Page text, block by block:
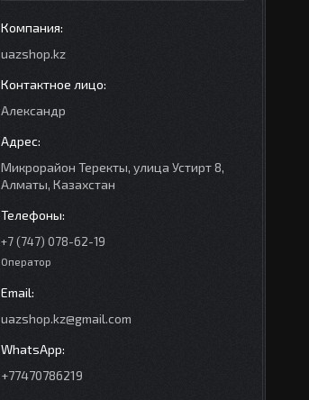
uazshop.kz
Александр
Микрорайон Теректы, улица Устирт 8,
Алматы, Казахстан
+7 (747) 078-62-19
Оператор
uazshop.kz@gmail.com
+77470786219